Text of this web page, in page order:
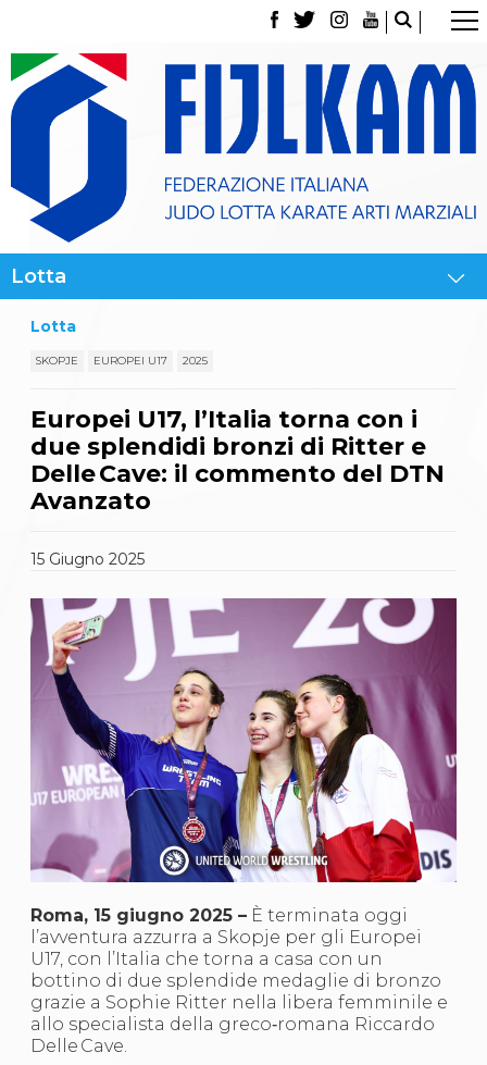
La Federazione
Tesseramento
Contatti
Norme e modulistica Affiliazioni e Tesseramenti
Classifica Società Sportive con più di 100 atleti
tesserati
Giustizia Sportiva
Partners
La disciplina
News
Attività Didattica
Gare e Risultati
News
Gare e Risultati
Attività Didattica
Albi Federali
Karate
La disciplina
News
Gare e Risultati
Attività Didattica
Albi Federali
Arti marziali
Aikido
Ju Jitsu
Sumo
Capoeira
Grappling
BJJ
Pancrazio/Pankration
S'istrumpa
News
Calendario Attività
Lotta
SKOPJE EUROPEI U17 2025
Europei U17, l’Italia torna con i
due splendidi bronzi di Ritter e
Delle Cave: il commento del DTN
Avanzato
15 Giugno2025
Roma, 15 giugno 2025 – È terminata oggi
l’avventura azzurra a Skopje per gli Europei
U17, con l’Italia che torna a casa con un
bottino di due splendide medaglie di bronzo
grazie a Sophie Ritter nella libera femminile e
allo specialista della greco‑romana Riccardo
Delle Cave.